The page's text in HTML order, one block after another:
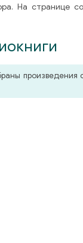
На странице